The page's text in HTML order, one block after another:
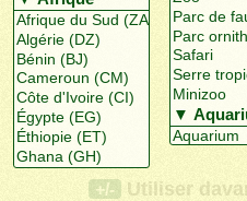
+/- Utiliser